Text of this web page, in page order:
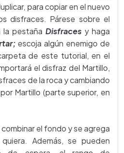
para copiar en el nuevo
disfraces. Párese sobre el
la pestaña Disfraces y haga
escoja algún enemigo de
de este tutorial, en el
el disfraz del Martillo,
de la roca y cambiando
Martillo (parte superior, en
el fondo y se agrega
Además, se pueden